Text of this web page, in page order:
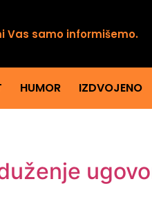
Vas samo informišemo.
HUMOR IZDVOJENO